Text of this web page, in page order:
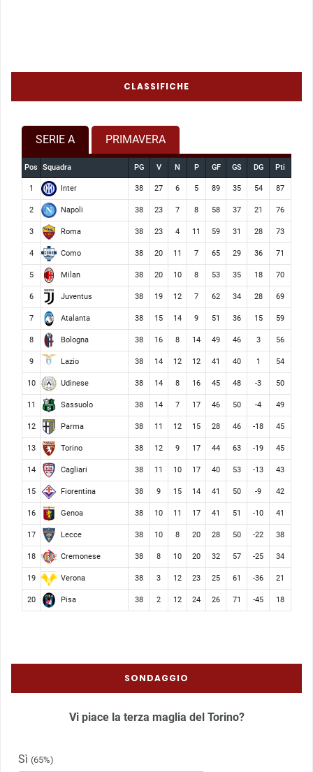
CLASSIFICHE
SERIE A PRIMAVERA
Pos Squadra PG V N P GF GS DG Pti
1 Inter 38 27 6 5 89 35 54 87
2 Napoli 38 23 7 8 58 37 21 76
3 Roma 38 23 4 11 59 31 28 73
4 Como 38 20 11 7 65 29 36 71
5 Milan 38 20 10 8 53 35 18 70
6 Juventus 38 19 12 7 62 34 28 69
7 Atalanta 38 15 14 9 51 36 15 59
8 Bologna 38 16 8 14 49 46 3 56
9 Lazio 38 14 12 12 41 40 1 54
10 Udinese 38 14 8 16 45 48 -3 50
11 Sassuolo 38 14 7 17 46 50 -4 49
12 Parma 38 11 12 15 28 46 -18 45
13 Torino 38 12 9 17 44 63 -19 45
14 Cagliari 38 11 10 17 40 53 -13 43
15 Fiorentina 38 9 15 14 41 50 -9 42
16 Genoa 38 10 11 17 41 51 -10 41
17 Lecce 38 10 8 20 28 50 -22 38
18 Cremonese 38 8 10 20 32 57 -25 34
19 Verona 38 3 12 23 25 61 -36 21
20 Pisa 38 2 12 24 26 71 -45 18
SONDAGGIO
Vi piace la terza maglia del Torino?
Sì (65%)